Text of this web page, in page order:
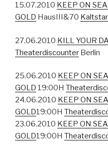
15.07.2010 KEEP ON
GOLD HausIII&70
27.06.2010 KILL YOUR
Theaterdiscounter Berlin
25.06.2010 KEEP ON
GOLD 19:00H
24.06.2010 KEEP ON
GOLD19:00H
23.06.2010 KEEP ON
GOLD19:00H